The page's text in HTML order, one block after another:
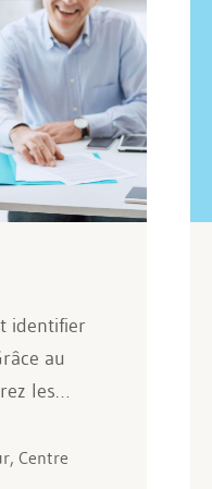
identifier
au
les…
Centre